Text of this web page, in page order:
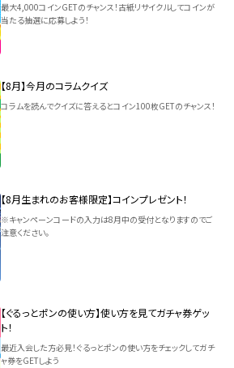
最大4,000コインGETのチャンス！古紙リサイクルしてコインが
当たる抽選に応募しよう！
【8月】今月のコラムクイズ
コラムを読んでクイズに答えるとコイン100枚GETのチャンス！
【8月生まれのお客様限定】コインプレゼント！
※キャンペーンコードの入力は8月中の受付となりますのでご
注意ください。
【ぐるっとポンの使い方】使い方を見てガチャ券ゲッ
ト！
最近入会した方必見！ぐるっとポンの使い方をチェックしてガチ
ャ券をGETしよう